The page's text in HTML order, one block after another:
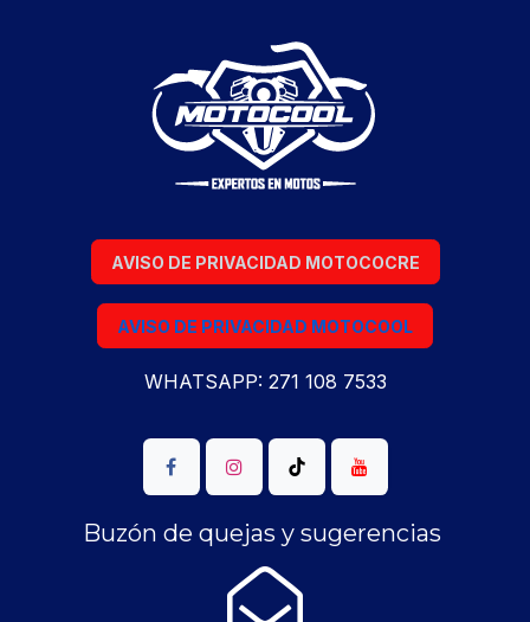
AVISO DE PRIVACIDAD MOTOCOCRE
AVISO DE PRIVACIDAD MOTOCOOL
WHATSAPP: 271 108 7533
Buzón de quejas y sugerencias